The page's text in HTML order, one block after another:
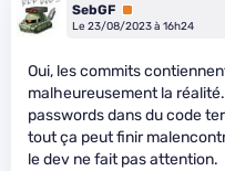
SebGF Premium
Le 23/08/2023 à 16h24
Oui, les commits
malheureusement la
passwords dans du code
tout ça peut finir
le dev ne fait pas attention.